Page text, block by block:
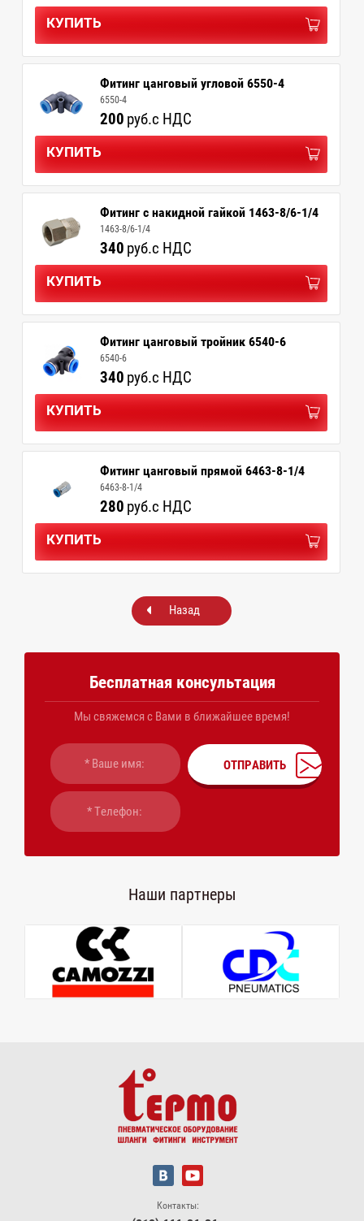
КУПИТЬ
Фитинг цанговый угловой 6550-4
6550-4
200 руб.с НДС
КУПИТЬ
Фитинг с накидной гайкой 1463-8/6-1/4
1463-8/6-1/4
340 руб.с НДС
КУПИТЬ
Фитинг цанговый тройник 6540-6
6540-6
340 руб.с НДС
КУПИТЬ
Фитинг цанговый прямой 6463-8-1/4
6463-8-1/4
280 руб.с НДС
КУПИТЬ
Назад
Бесплатная консультация
Мы свяжемся с Вами в ближайшее время!
ОТПРАВИТЬ
Наши партнеры
Контакты: